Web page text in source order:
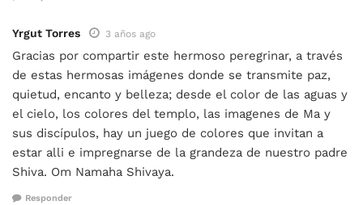
Yrgut Torres 3 años ago
Gracias por compartir este hermoso peregrinar, a través
de estas hermosas imágenes donde se transmite paz,
quietud, encanto y belleza; desde el color de las aguas y
el cielo, los colores del templo, las imagenes de Ma y
sus discípulos, hay un juego de colores que invitan a
estar alli e impregnarse de la grandeza de nuestro padre
Shiva. Om Namaha Shivaya.
Responder